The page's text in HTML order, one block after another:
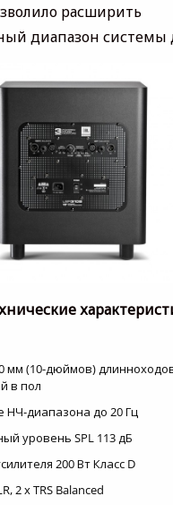
расширить
диапазон системы
мм (10-дюймов)
в пол
НЧ-диапазона до 20 Гц
уровень SPL 113 дБ
200 Вт Класс D
2 x TRS Balanced